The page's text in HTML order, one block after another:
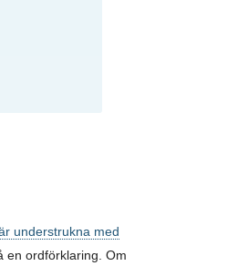
understrukna med
en ordförklaring. Om